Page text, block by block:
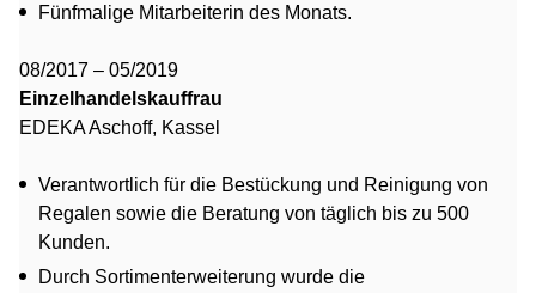
Fünfmalige Mitarbeiterin des Monats.
08/2017 – 05/2019
Einzelhandelskauffrau
EDEKA Aschoff, Kassel
Verantwortlich für die Bestückung und Reinigung von
Regalen sowie die Beratung von täglich bis zu 500
Kunden.
Durch Sortimenterweiterung wurde die